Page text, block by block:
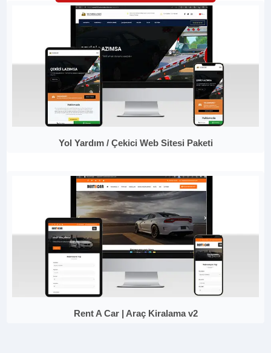
Yol Yardım / Çekici Web Sitesi Paketi
Rent A Car | Araç Kiralama v2